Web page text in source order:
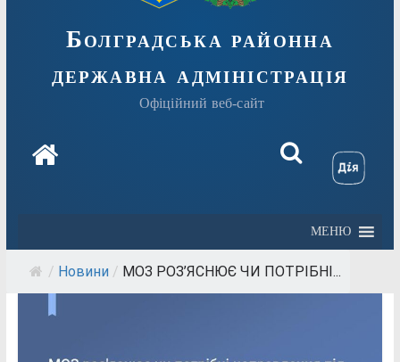
Болградська районна
державна адміністрація
Офіційний веб-сайт
МЕНЮ
/ Новини / МОЗ РОЗ’ЯСНЮЄ ЧИ ПОТРІБНІ...